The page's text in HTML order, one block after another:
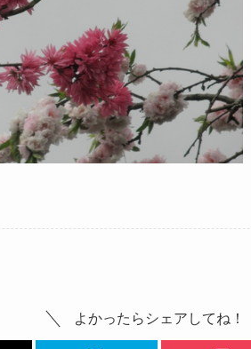
よかったらシェアしてね！